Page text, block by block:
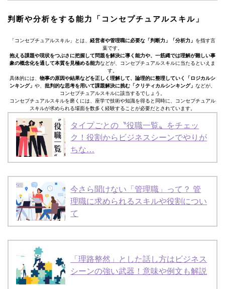
判断や分析をする能力「コンセプチュアルスキル」
「コンセプチュアルスキル」とは、 経営者や管理職に必要な「判断力」「分析力」 を指す言
葉です。
抱える課題や現状をつぶさに把握して問題を解決に導く能力や、一筋縄では理解が難しい事
象の概念化を通して本質を見極める能力などが、コンセプチュアルスキルに当たるといえま
す。
具体的には、 物事の原因や結果などを正しく理解して、論理的に整理していく「ロジカルシ
ンキング」 や、 批判的な思考を用いて課題解決に挑む「クリティカルシンキング」 などが、
コンセプチュアルスキルに該当するでしょう。
コンセプチュアルスキルを磨くには、座学で技術や知識を得ると同時に、コンセプチュアル
スキルが求められる場面を数多く経験することが必要だとされています。
タイプごとの〝役職一覧〟をチェッ
ク！役割からビジネスシーンでやりが
ちな…
今さら聞けない「管理職」って？ 管
理職に求められるスキルや役割につい
て
「理路整然」とした話し方はビジネス
シーンの強い武器！意味や例文も解説